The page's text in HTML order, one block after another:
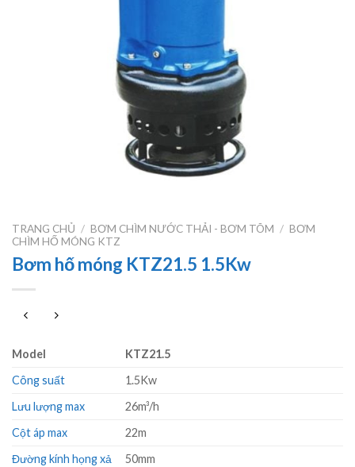
TRANG CHỦ / BƠM CHÌM NƯỚC THẢI - BƠM TÕM / BƠM
CHÌM HỐ MÓNG KTZ
Bơm hố móng KTZ21.5 1.5Kw
Model
KTZ21.5
Công suất
1.5Kw
Lưu lượng max
26m³/h
Cột áp max
22m
Đường kính họng xả
50mm